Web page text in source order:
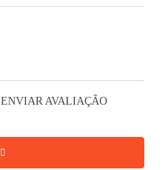
ENVIAR AVALIAÇÃO